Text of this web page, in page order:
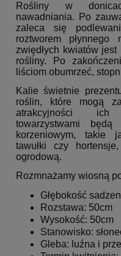
Rośliny w
nawadniania. Po
zaleca się
roztworem
zwiędłych kwiatów
rośliny. Po
liściom obumrzeć,
Kalie świetnie
roślin, które mogą
atrakcyjności ich
towarzystwami
korzeniowym, takie
tawułki czy
ogrodową.
Rozmnażamy wiosną
Głębokość
Rozstawa: 50cm
Wysokość: 50cm
Stanowisko:
Gleba: luźna i